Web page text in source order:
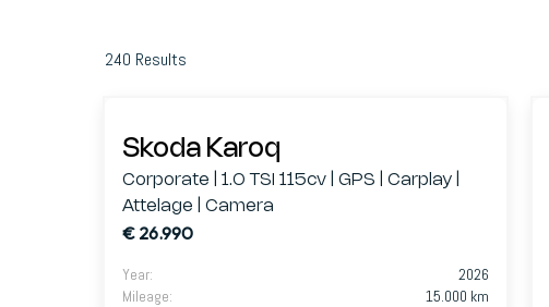
240 Results
Skoda Karoq
Corporate | 1.0 TSI 115cv | GPS | Carplay |
Attelage | Camera
€ 26.990
Year:
2026
Mileage:
15.000 km